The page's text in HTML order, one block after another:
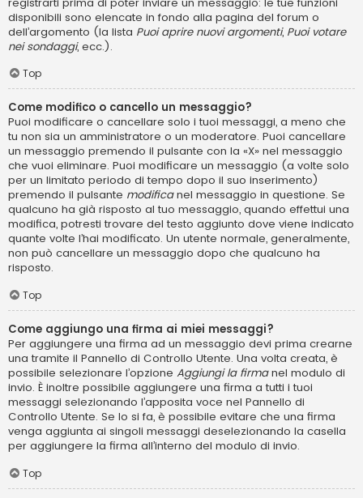
disponibili sono elencate in fondo alla pagina del forum o
dell’argomento (la lista Puoi aprire nuovi argomenti, Puoi votare
nei sondaggi, ecc.).
Top
Come modifico o cancello un messaggio?
Puoi modificare o cancellare solo i tuoi messaggi, a meno che
tu non sia un amministratore o un moderatore. Puoi cancellare
un messaggio premendo il pulsante con la «X» nel messaggio
che vuoi eliminare. Puoi modificare un messaggio (a volte solo
per un limitato periodo di tempo dopo il suo inserimento)
premendo il pulsante modificanel messaggio in questione. Se
qualcuno ha già risposto al tuo messaggio, quando effettui una
modifica, potresti trovare del testo aggiunto dove viene indicato
quante volte l’hai modificato. Un utente normale, generalmente,
non può cancellare un messaggio dopo che qualcuno ha
risposto.
Top
Come aggiungo una firma ai miei messaggi?
Per aggiungere una firma ad un messaggio devi prima crearne
una tramite il Pannello di Controllo Utente. Una volta creata, è
possibile selezionare l’opzione Aggiungi la firmanel modulo di
invio. È inoltre possibile aggiungere una firma a tutti i tuoi
messaggi selezionando l’apposita voce nel Pannello di
Controllo Utente. Se lo si fa, è possibile evitare che una firma
venga aggiunta ai singoli messaggi deselezionando la casella
per aggiungere la firma all’interno del modulo di invio.
Top